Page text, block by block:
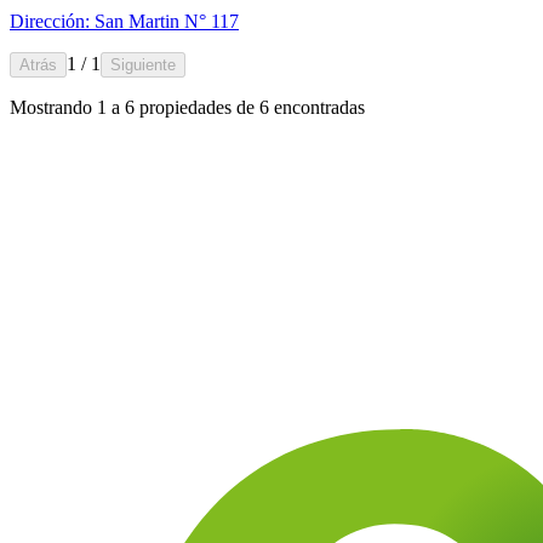
Dirección: San Martin N° 117
Atrás 1 / 1 Siguiente
Mostrando 1 a 6 propiedades de 6 encontradas